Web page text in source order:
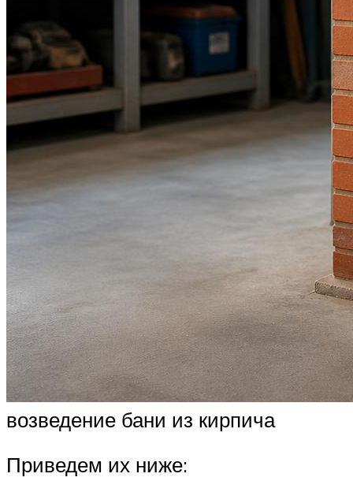
возведение бани из кирпича
Приведем их ниже: